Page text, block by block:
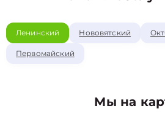
Ленинский Нововятский
Первомайский
Мы на